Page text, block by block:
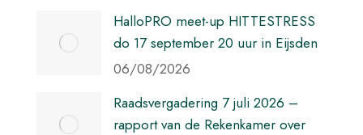
HalloPRO meet-up HITTESTRESS
do 17 september 20 uur in Eijsden
06/08/2026
Raadsvergadering 7 juli 2026 –
rapport van de Rekenkamer over